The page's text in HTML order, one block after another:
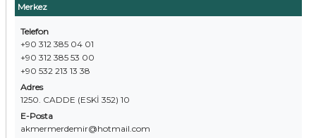
Merkez
Telefon
+90 312 385 04 01
+90 312 385 53 00
+90 532 213 13 38
Adres
1250. CADDE (ESKİ 352) 10
E-Posta
akmermerdemir@hotmail.com